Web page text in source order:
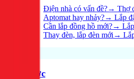
Điện nhà có vấn đề?→ Thợ
Aptomat hay nhảy?→ Lắp
Cần lắp đồng hồ mới?→
Thay đèn, lắp đèn mới →
Nước